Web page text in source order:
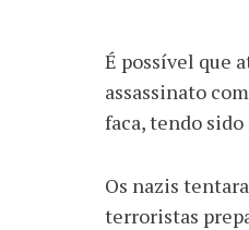
É possível que
assassinato
faca, tendo
Os nazis
terroristas